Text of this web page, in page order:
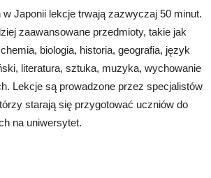
w Japonii lekcje trwają zazwyczaj 50 minut.
zaawansowane przedmioty, takie jak
biologia, historia, geografia, język
literatura, sztuka, muzyka, wychowanie
Lekcje są prowadzone przez specjalistów
starają się przygotować uczniów do
na uniwersytet.